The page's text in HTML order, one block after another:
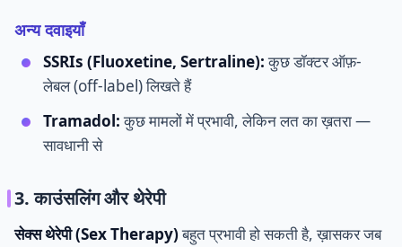
अन्य दवाइयाँ
SSRIs (Fluoxetine, Sertraline):कुछ डॉक्टर ऑफ़-
लेबल (off-label) लिखते हैं
Tramadol:कुछ मामलों में प्रभावी, लेकिन लत का ख़तरा —
सावधानी से
3. काउंसलिंग और थेरेपी
सेक्स थेरेपी (Sex Therapy)बहुत प्रभावी हो सकती है, ख़ासकर जब